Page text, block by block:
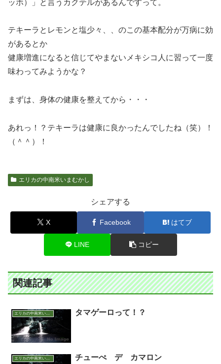
ッホ）」と言うカクテルがあるんですって。
テキーラとレモンと塩少々、、のこの基本配分が万病に効
があるとか
健康増進になると信じてやまないメキシコ人に習って一度
味わってみようかな？
まずは、身体の健康を整えてから・・・
あれっ！？テキーラは健康に良かったんでしたね（笑）！
（＾＾）！
エリカの中南米いまむかし
シェアする
X Facebook はてブ
LINE コピー
関連記事
エリカの中南米いまむかし タマゲーロって！？
エリカの中南米いまむかし チューぺ デ カマロン